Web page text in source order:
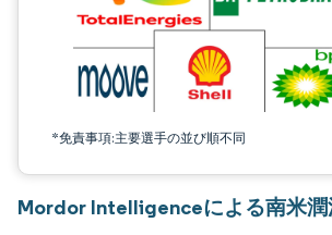
*免責事項:主要選手の並び順不同
Mordor Intelligenceによる南米